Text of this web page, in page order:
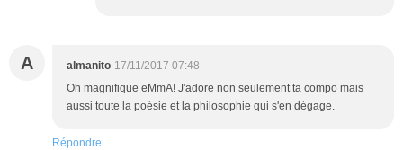
A almanito 17/11/2017 07:48
Oh magnifique eMmA! J'adore non seulement ta compo mais
aussi toute la poésie et la philosophie qui s'en dégage.
Répondre